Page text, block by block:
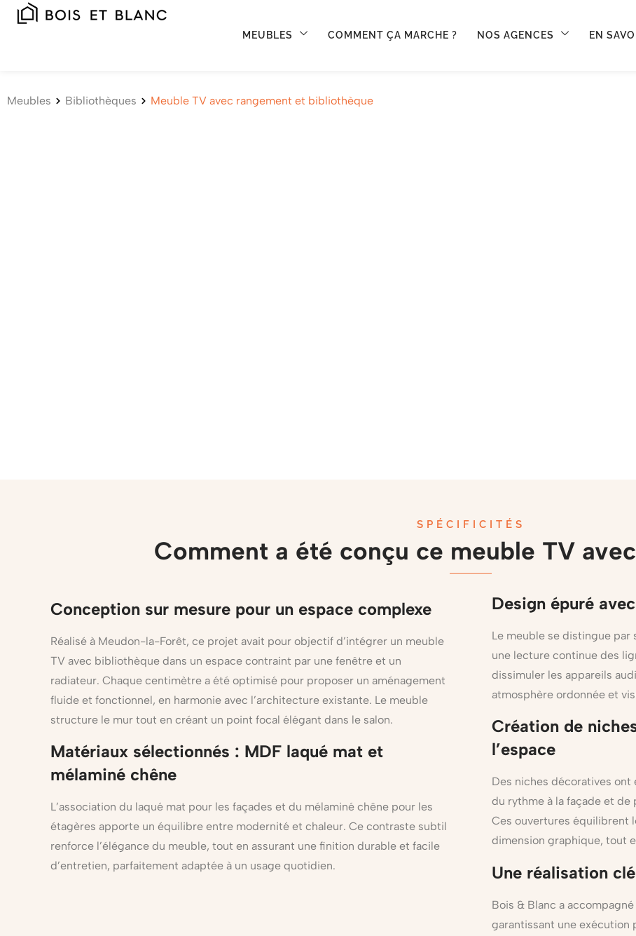
MEUBLES COMMENT ÇA MARCHE ? NOS AGENCES EN
Meubles Bibliothèques Meuble TV avec rangement et bibliothèque
SPÉCIFICITÉS
Comment a été conçu ce meuble TV
Conception sur mesure pour un espace complexe
Réalisé à Meudon-la-Forêt, ce projet avait pour objectif d’intégrer un meuble
TV avec bibliothèque dans un espace contraint par une fenêtre et un
radiateur. Chaque centimètre a été optimisé pour proposer un aménagement
fluide et fonctionnel, en harmonie avec l’architecture existante. Le meuble
structure le mur tout en créant un point focal élégant dans le salon.
Matériaux sélectionnés : MDF laqué mat et
mélaminé chêne
L’association du laqué mat pour les façades et du mélaminé chêne pour les
étagères apporte un équilibre entre modernité et chaleur. Ce contraste subtil
renforce l’élégance du meuble, tout en assurant une finition durable et facile
d’entretien, parfaitement adaptée à un usage quotidien.
Design épuré
Le meuble se distingue par
une lecture continue des
dissimuler les appareils
atmosphère ordonnée et
Création de
l’espace
Des niches décoratives
du rythme à la façade et de
Ces ouvertures équilibrent
dimension graphique, tout
Une réalisation
Bois & Blanc a
garantissant une exécution